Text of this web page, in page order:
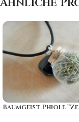
Baumgeist Phiole